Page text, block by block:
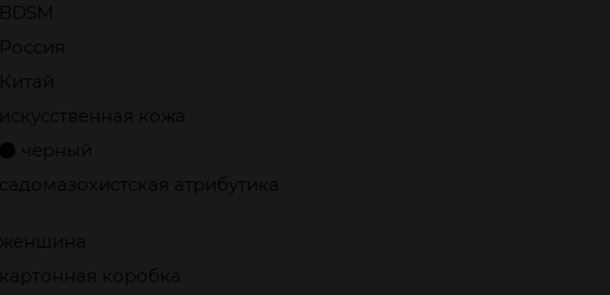
BDSM
Россия
Китай
искусственная кожа
черный
садомазохистская атрибутика
женщина
картонная коробка